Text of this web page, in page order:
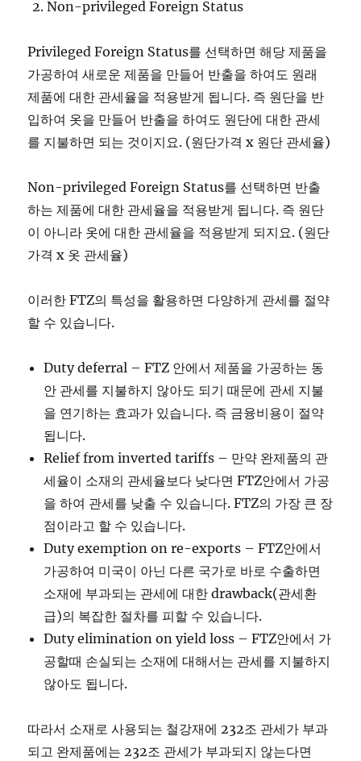
Non-privileged Foreign Status
Privileged Foreign Status를 선택하면 해당 제품을
가공하여 새로운 제품을 만들어 반출을 하여도 원래
제품에 대한 관세율을 적용받게 됩니다. 즉 원단을 반
입하여 옷을 만들어 반출을 하여도 원단에 대한 관세
를 지불하면 되는 것이지요. (원단가격 x 원단 관세율)
Non-privileged Foreign Status를 선택하면 반출
하는 제품에 대한 관세율을 적용받게 됩니다. 즉 원단
이 아니라 옷에 대한 관세율을 적용받게 되지요. (원단
가격 x 옷 관세율)
이러한 FTZ의 특성을 활용하면 다양하게 관세를 절약
할 수 있습니다.
Duty deferral – FTZ 안에서 제품을 가공하는 동
안 관세를 지불하지 않아도 되기 때문에 관세 지불
을 연기하는 효과가 있습니다. 즉 금융비용이 절약
됩니다.
Relief from inverted tariffs – 만약 완제품의 관
세율이 소재의 관세율보다 낮다면 FTZ안에서 가공
을 하여 관세를 낮출 수 있습니다. FTZ의 가장 큰 장
점이라고 할 수 있습니다.
Duty exemption on re-exports – FTZ안에서
가공하여 미국이 아닌 다른 국가로 바로 수출하면
소재에 부과되는 관세에 대한 drawback(관세환
급)의 복잡한 절차를 피할 수 있습니다.
Duty elimination on yield loss – FTZ안에서 가
공할때 손실되는 소재에 대해서는 관세를 지불하지
않아도 됩니다.
따라서 소재로 사용되는 철강재에 232조 관세가 부과
되고 완제품에는 232조 관세가 부과되지 않는다면